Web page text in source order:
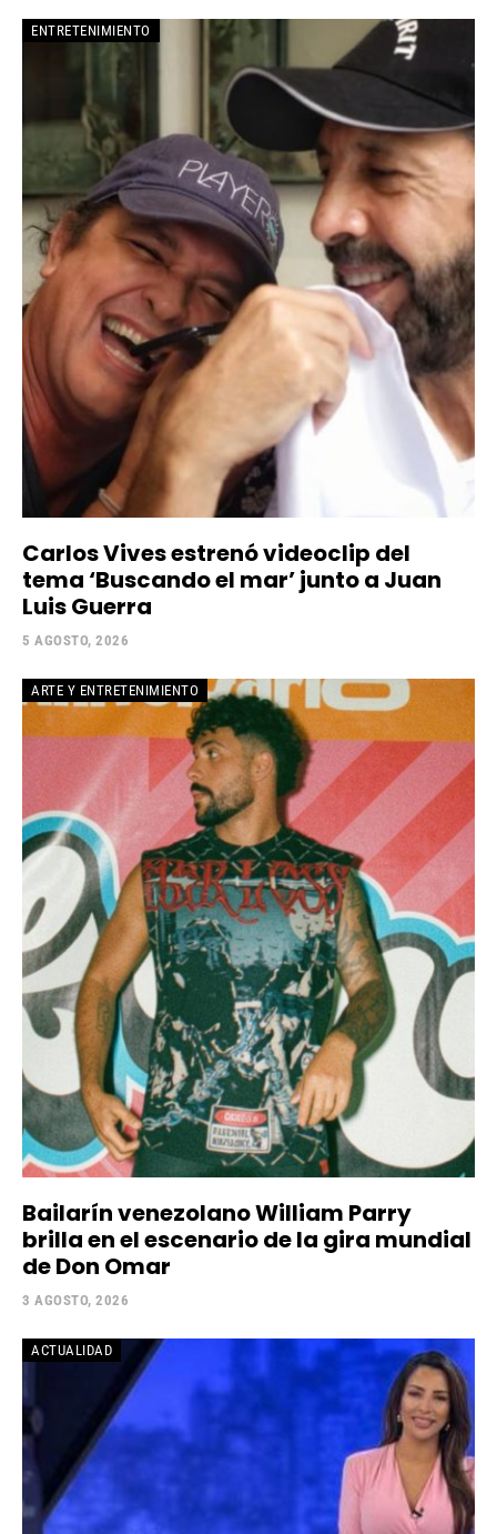
ENTRETENIMIENTO
Carlos Vives estrenó videoclip del
tema ‘Buscando el mar’ junto a Juan
Luis Guerra
5 AGOSTO, 2026
ARTE Y ENTRETENIMIENTO
Bailarín venezolano William Parry
brilla en el escenario de la gira mundial
de Don Omar
3 AGOSTO, 2026
ACTUALIDAD